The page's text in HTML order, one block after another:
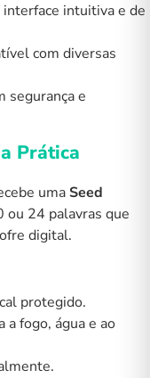
interface intuitiva e de
com diversas
segurança e
Prática
uma Seed
24 palavras que
digital.
protegido.
a fogo, água e ao